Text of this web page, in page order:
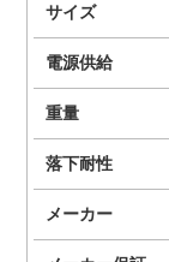
サイズ
電源供給
重量
落下耐性
メーカー